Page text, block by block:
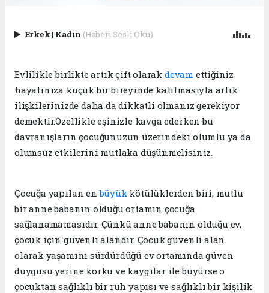
Erkek| Kadın (Haberi Sesli Oku)
Evlilikle birlikte artık çift olarak devam ettiğiniz
hayatınıza küçük bir bireyinde katılmasıyla artık
ilişkilerinizde daha da dikkatli olmanız gerekiyor
demektir.Özellikle eşinizle kavga ederken bu
davranışların çocuğunuzun üzerindeki olumlu ya da
olumsuz etkilerini mutlaka düşünmelisiniz.
Çocuğa yapılan enbüyük kötülüklerden biri, mutlu
bir anne babanın olduğu ortamın çocuğa
sağlanamamasıdır. Çünkü anne babanın olduğu ev,
çocuk için güvenli alandır. Çocuk güvenli alan
olarak yaşamını sürdürdüğü ev ortamında güven
duygusu yerine korku ve kaygılar ile büyürse o
çocuktan sağlıklı bir ruh yapısı ve sağlıklı bir kişilik